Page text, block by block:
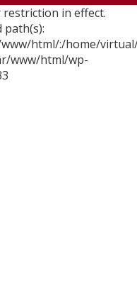
restriction in effect.
path(s):
html/:/home/
www/html/wp-